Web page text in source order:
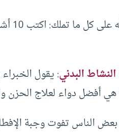
–
البدني
هي أفضل دواء لعلاج الحزن
3 الافطار: بعض الناس تفوت